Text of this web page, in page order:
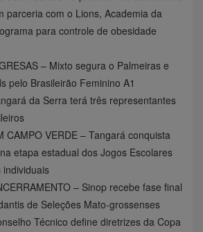
parceria com o Lions, Academia da
para controle de obesidade
– Mixto segura o Palmeiras e
pelo Brasileirão Feminino A1
da Serra terá três representantes
CAMPO VERDE – Tangará conquista
etapa estadual dos Jogos Escolares
– Sinop recebe fase final
de Seleções Mato-grossenses
Técnico define diretrizes da Copa